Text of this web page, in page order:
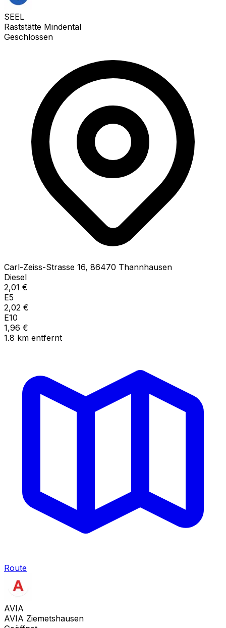
SEEL
Raststätte Mindental
Geschlossen
Carl-Zeiss-Strasse 16, 86470 Thannhausen
Diesel
2,01 €
E5
2,02 €
E10
1,96 €
1.8 km entfernt
Route
AVIA
AVIA Ziemetshausen